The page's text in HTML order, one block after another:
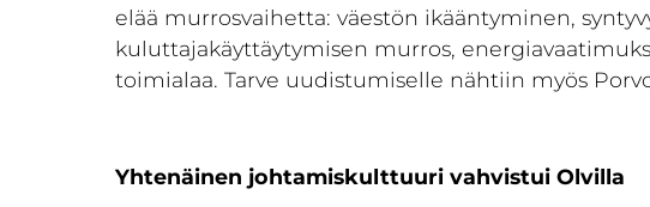
elää murrosvaihetta: väestön ikääntyminen,
kuluttajakäyttäytymisen murros,
toimialaa. Tarve uudistumiselle nähtiin myös
Yhtenäinen johtamiskulttuuri vahvistui Olvilla